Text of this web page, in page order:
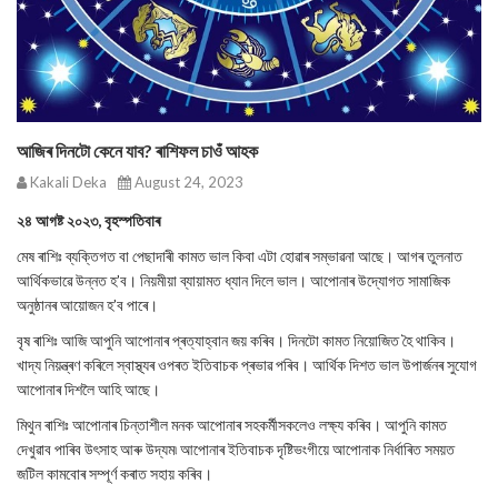
আজিৰ দিনটো কেনে যাব? ৰাশিফল চাওঁ আহক
Kakali Deka August 24, 2023
২৪ আগষ্ট ২০২৩, বৃহস্পতিবাৰ
মেষ ৰাশিঃ ব্যক্তিগত বা পেছাদাৰী কামত ভাল কিবা এটা হোৱাৰ সম্ভাৱনা আছে। আগৰ তুলনাত
আৰ্থিকভাৱে উন্নত হ’ব। নিয়মীয়া ব্যায়ামত ধ্যান দিলে ভাল। আপোনাৰ উদ্যোগত সামাজিক
অনুষ্ঠানৰ আয়োজন হ’ব পাৰে।
বৃষ ৰাশিঃ আজি আপুনি আপোনাৰ প্ৰত্যাহ্বান জয় কৰিব। দিনটো কামত নিয়োজিত হৈ থাকিব।
খাদ্য নিয়ন্ত্ৰণ কৰিলে স্বাস্থ্যৰ ওপৰত ইতিবাচক প্ৰভাৱ পৰিব। আৰ্থিক দিশত ভাল উপাৰ্জনৰ সুযোগ
আপোনাৰ দিশলৈ আহি আছে।
মিথুন ৰাশিঃ আপোনাৰ চিন্তাশীল মনক আপোনাৰ সহকৰ্মীসকলেও লক্ষ্য কৰিব। আপুনি কামত
দেখুৱাব পাৰিব উৎসাহ আৰু উদ্যম৷ আপোনাৰ ইতিবাচক দৃষ্টিভংগীয়ে আপোনাক নিৰ্ধাৰিত সময়ত
জটিল কামবোৰ সম্পূৰ্ণ কৰাত সহায় কৰিব।